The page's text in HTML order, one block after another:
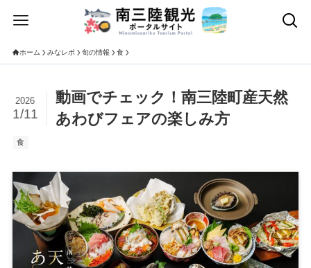
ホーム みなレポ 旬の情報 食
動画でチェック！南三陸町産天然
あわびフェアの楽しみ方
2026
1/11
食